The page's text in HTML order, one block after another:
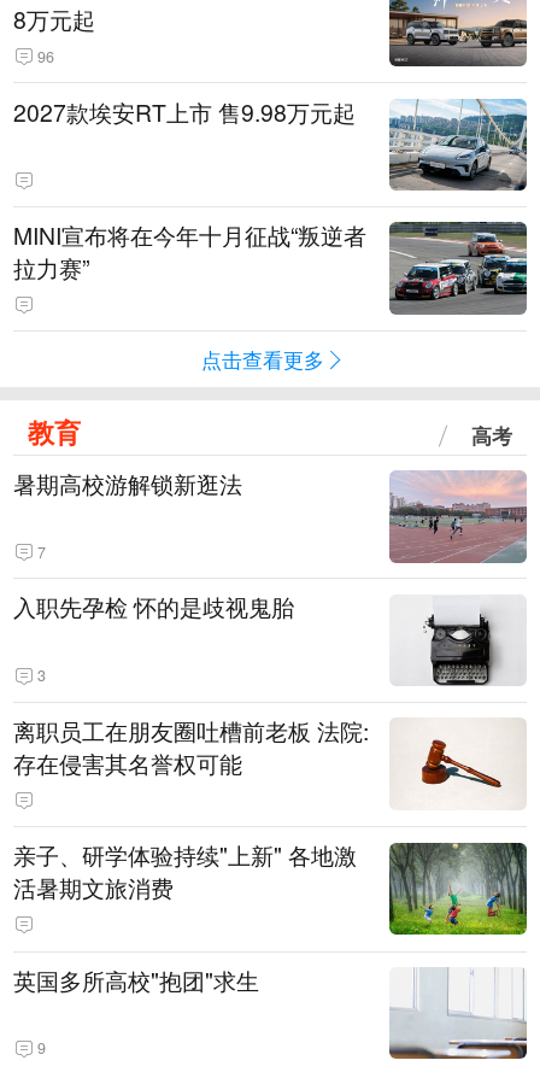
8万元起
96
2027款埃安RT上市 售9.98万元起
MINI宣布将在今年十月征战“叛逆者
拉力赛”
点击查看更多
教育 高考
暑期高校游解锁新逛法
7
入职先孕检 怀的是歧视鬼胎
3
离职员工在朋友圈吐槽前老板 法院:
存在侵害其名誉权可能
亲子、研学体验持续"上新" 各地激
活暑期文旅消费
英国多所高校"抱团"求生
9